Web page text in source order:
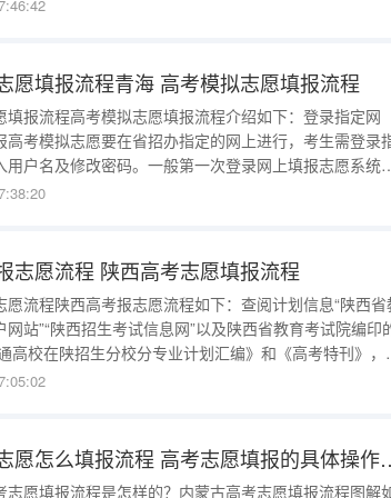
愿填报流程青海 高考模拟志愿填报流程
填报流程高考模拟志愿填报流程介绍如下：登录指定网
高考模拟志愿要在省招办指定的网上进行，考生需登录
用户名及修改密码。一般第一次登录网上填报志愿系统
输入用户名和密码后，再点击“登录”按钮即可进入网上
志愿流程 陕西高考志愿填报流程
愿流程陕西高考报志愿流程如下：查阅计划信息“陕西省
网站”“陕西招生考试信息网”以及陕西省教育考试院编印
高校在陕招生分校分专业计划汇编》和《高考特刊》，
计划信息的正规渠道，请考生认准上述渠道。阅读招生章
宁河高考志愿怎么填
志愿填报流程是怎样的？内蒙古高考志愿填报流程图解